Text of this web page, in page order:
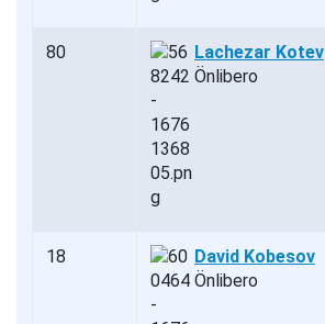
80
Lachezar Kotev
Önlibero
18
David Kobesov
Önlibero